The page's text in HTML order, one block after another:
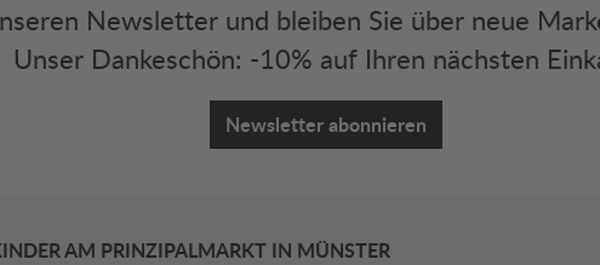
Newsletter und bleiben Sie über neue
Unser Dankeschön: -10% auf Ihren nächsten
Newsletter abonnieren
AM PRINZIPALMARKT IN MÜNSTER